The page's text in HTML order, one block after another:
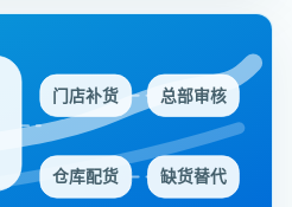
门店补货 总部审核
仓库配货 缺货替代